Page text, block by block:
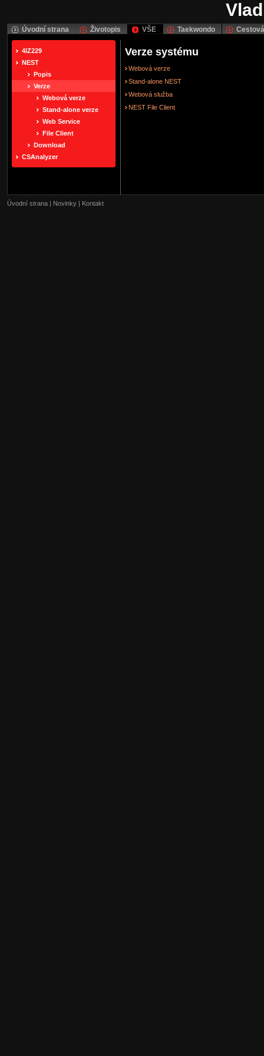
Úvodní strana Životopis VŠE Taekwondo
4IZ229
NEST
Popis
Verze
Webová verze
Stand-alone verze
Web Service
File Client
Download
CSAnalyzer
Verze systému
Webová verze
Stand-alone NEST
Webová služba
NEST File Client
Úvodní strana | Novinky | Kontakt